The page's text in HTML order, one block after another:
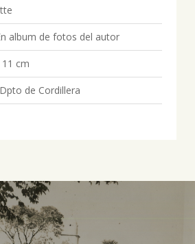
album de fotos del autor
11 cm
de Cordillera